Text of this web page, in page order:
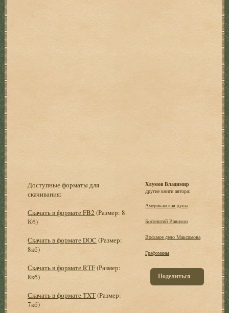
Доступные форматы для
скачивания:
Скачать в формате FB2 (Размер: 8
Кб)
Скачать в формате DOC (Размер:
8кб)
Скачать в формате RTF(Размер:
8кб)
Скачать в формате TXT(Размер:
7кб)
Хлумов Владимир
другие книги автора:
Американская душа
Босоногий Вавилон
Восьмое дело Максимова
Графоманы
Поделиться